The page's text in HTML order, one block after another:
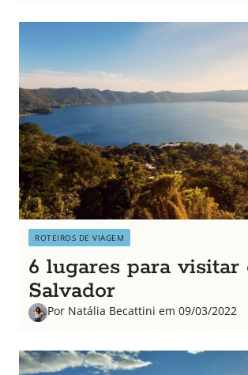
ROTEIROS DE VIAGEM
6 lugares para visitar
Salvador
Por Natália Becattini em 09/03/2022